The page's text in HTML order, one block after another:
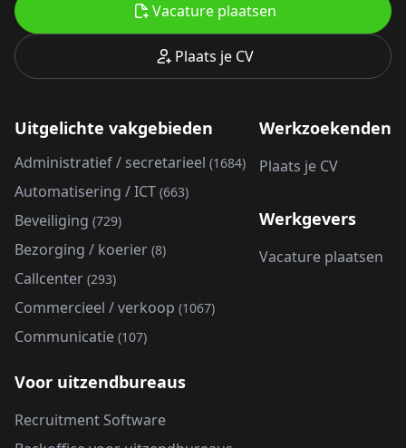
Plaats je CV
Vacature plaatsen
Uitgelichte vakgebieden
Administratief / secretarieel (1684)
Automatisering / ICT (663)
Beveiliging (729)
Bezorging / koerier (8)
Callcenter (293)
Commercieel / verkoop (1067)
Communicatie (107)
Werkzoekenden
Plaats je CV
Werkgevers
Vacature plaatsen
Voor uitzendbureaus
Recruitment Software